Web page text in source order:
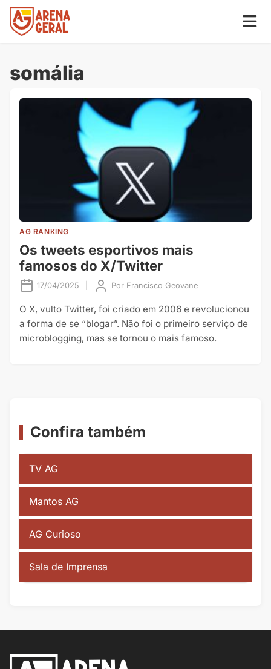
somália
AG RANKING
Os tweets esportivos mais
famosos do X/Twitter
17/04/2025 Por Francisco Geovane
O X, vulto Twitter, foi criado em 2006 e revolucionou
a forma de se “blogar”. Não foi o primeiro serviço de
microblogging, mas se tornou o mais famoso.
Confira também
TV AG
Mantos AG
AG Curioso
Sala de Imprensa